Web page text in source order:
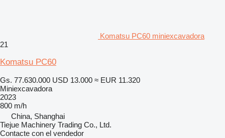
Komatsu PC60 miniexcavadora
21
Komatsu PC60
Gs. 77.630.000 USD 13.000 ≈ EUR 11.320
Miniexcavadora
2023
800 m/h
China, Shanghai
Tiejue Machinery Trading Co., Ltd.
Contacte con el vendedor